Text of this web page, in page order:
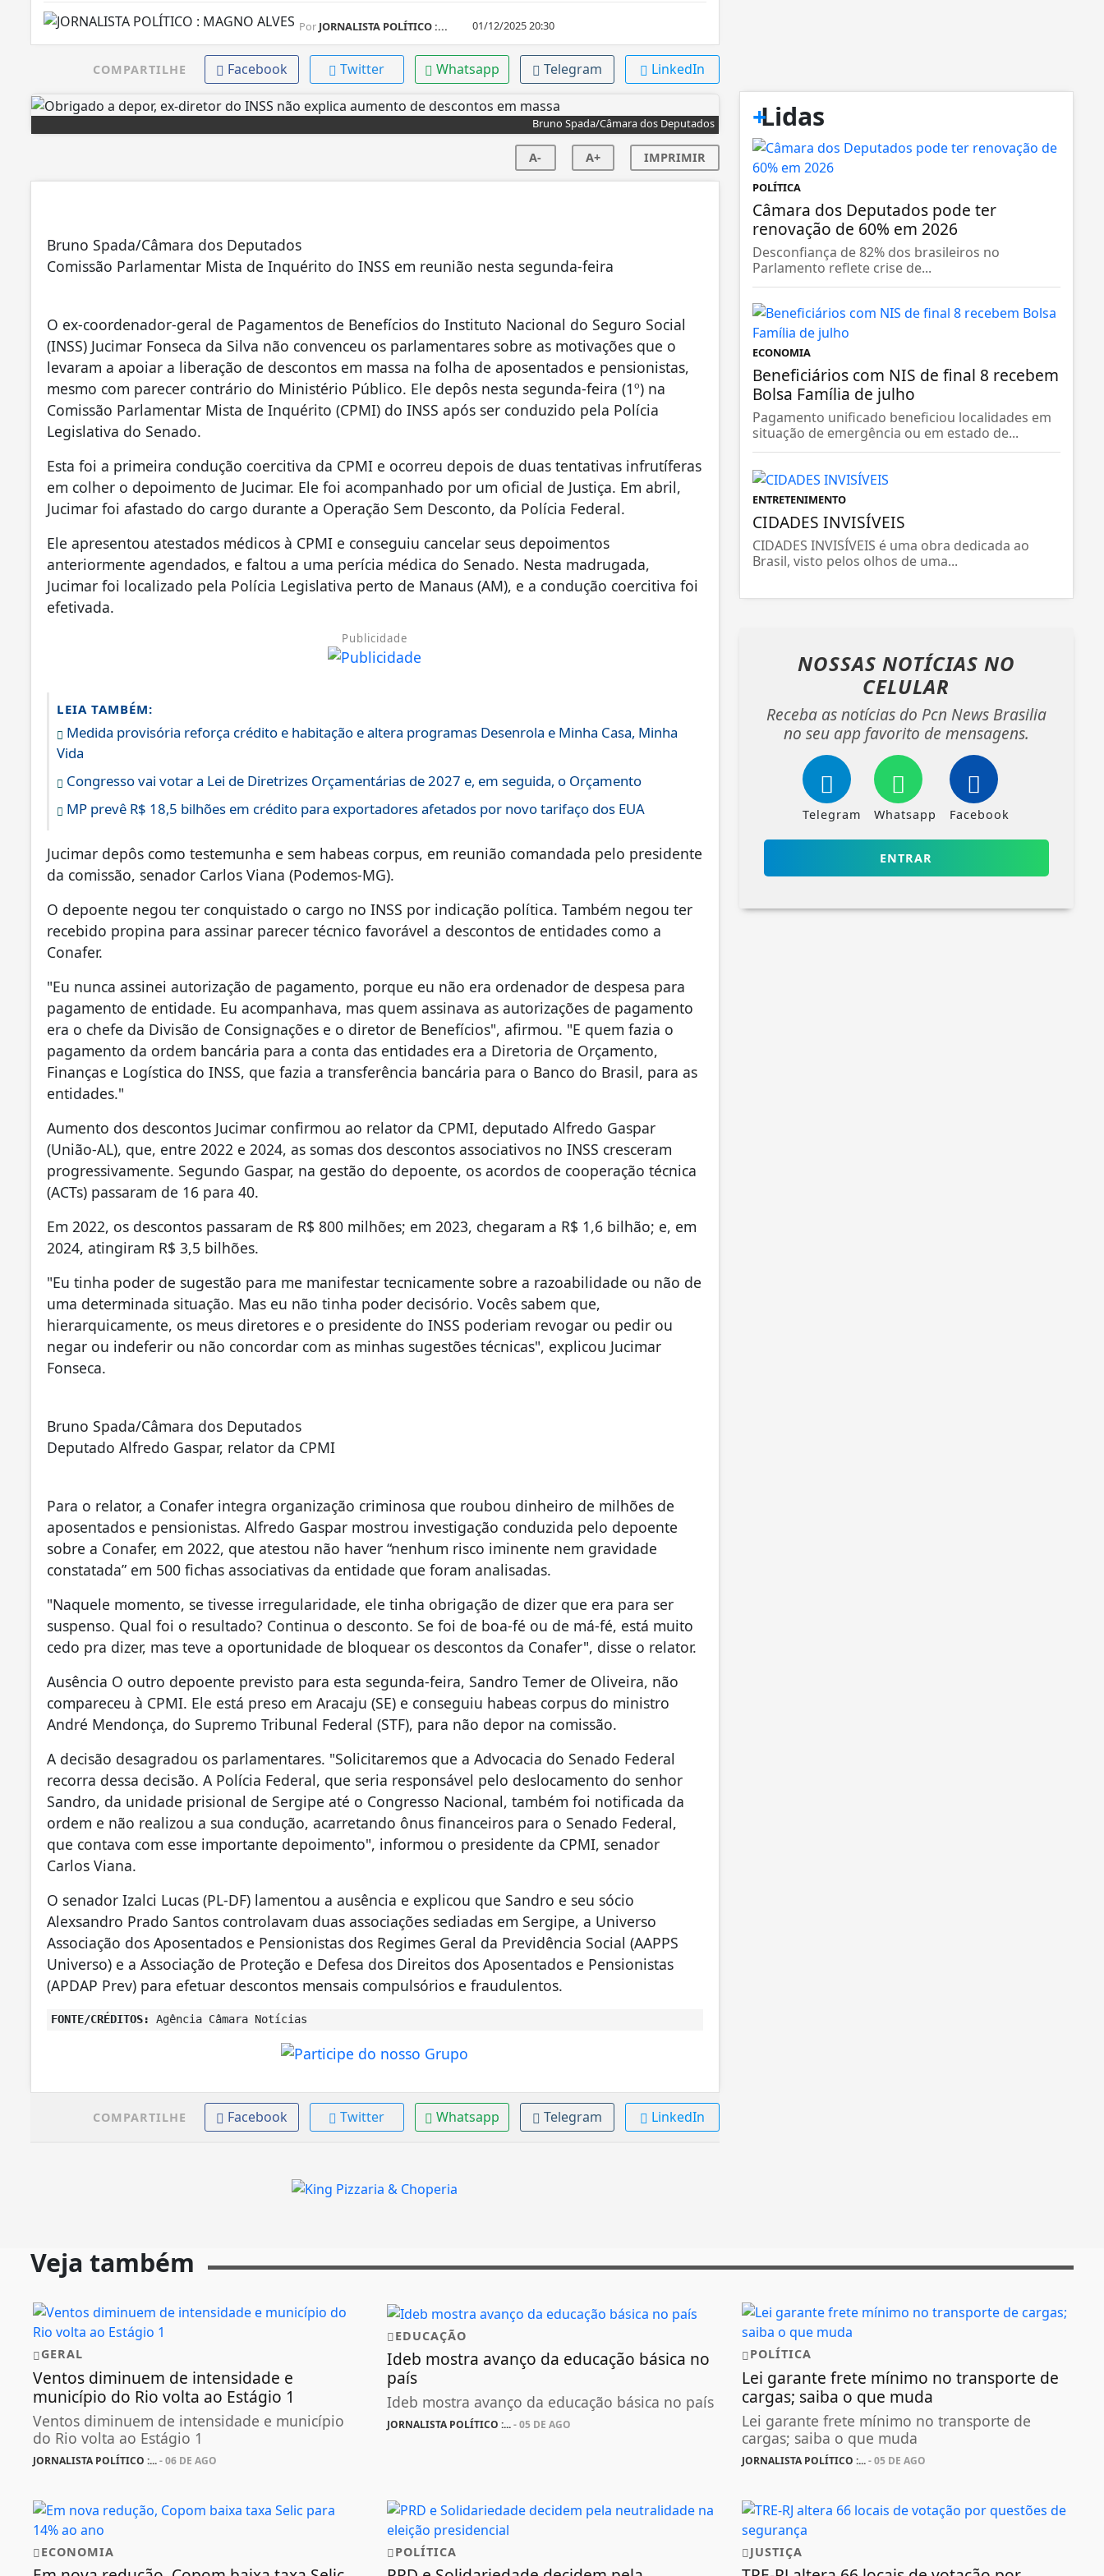
Por JORNALISTA POLÍTICO :... 01/12/2025 20:30
COMPARTILHE Facebook Twitter Whatsapp Telegram LinkedIn
Bruno Spada/Câmara dos Deputados
A- A+ IMPRIMIR
Bruno Spada/Câmara dos Deputados
Comissão Parlamentar Mista de Inquérito do INSS em reunião nesta segunda-feira
O ex-coordenador-geral de Pagamentos de Benefícios do Instituto Nacional do Seguro Social
(INSS) Jucimar Fonseca da Silva não convenceu os parlamentares sobre as motivações que o
levaram a apoiar a liberação de descontos em massa na folha de aposentados e pensionistas,
mesmo com parecer contrário do Ministério Público. Ele depôs nesta segunda-feira (1º) na
Comissão Parlamentar Mista de Inquérito (CPMI) do INSS após ser conduzido pela Polícia
Legislativa do Senado.
Esta foi a primeira condução coercitiva da CPMI e ocorreu depois de duas tentativas infrutíferas
em colher o depoimento de Jucimar. Ele foi acompanhado por um oficial de Justiça. Em abril,
Jucimar foi afastado do cargo durante a Operação Sem Desconto, da Polícia Federal.
Ele apresentou atestados médicos à CPMI e conseguiu cancelar seus depoimentos
anteriormente agendados, e faltou a uma perícia médica do Senado. Nesta madrugada,
Jucimar foi localizado pela Polícia Legislativa perto de Manaus (AM), e a condução coercitiva foi
efetivada.
Publicidade
LEIA TAMBÉM:
Medida provisória reforça crédito e habitação e altera programas Desenrola e Minha Casa, Minha
Vida
Congresso vai votar a Lei de Diretrizes Orçamentárias de 2027 e, em seguida, o Orçamento
MP prevê R$ 18,5 bilhões em crédito para exportadores afetados por novo tarifaço dos EUA
Jucimar depôs como testemunha e sem habeas corpus, em reunião comandada pelo presidente
da comissão, senador Carlos Viana (Podemos-MG).
O depoente negou ter conquistado o cargo no INSS por indicação política. Também negou ter
recebido propina para assinar parecer técnico favorável a descontos de entidades como a
Conafer.
"Eu nunca assinei autorização de pagamento, porque eu não era ordenador de despesa para
pagamento de entidade. Eu acompanhava, mas quem assinava as autorizações de pagamento
era o chefe da Divisão de Consignações e o diretor de Benefícios", afirmou. "E quem fazia o
pagamento da ordem bancária para a conta das entidades era a Diretoria de Orçamento,
Finanças e Logística do INSS, que fazia a transferência bancária para o Banco do Brasil, para as
entidades."
Aumento dos descontos Jucimar confirmou ao relator da CPMI, deputado Alfredo Gaspar
(União-AL), que, entre 2022 e 2024, as somas dos descontos associativos no INSS cresceram
progressivamente. Segundo Gaspar, na gestão do depoente, os acordos de cooperação técnica
(ACTs) passaram de 16 para 40.
Em 2022, os descontos passaram de R$ 800 milhões; em 2023, chegaram a R$ 1,6 bilhão; e, em
2024, atingiram R$ 3,5 bilhões.
"Eu tinha poder de sugestão para me manifestar tecnicamente sobre a razoabilidade ou não de
uma determinada situação. Mas eu não tinha poder decisório. Vocês sabem que,
hierarquicamente, os meus diretores e o presidente do INSS poderiam revogar ou pedir ou
negar ou indeferir ou não concordar com as minhas sugestões técnicas", explicou Jucimar
Fonseca.
Bruno Spada/Câmara dos Deputados
Deputado Alfredo Gaspar, relator da CPMI
Para o relator, a Conafer integra organização criminosa que roubou dinheiro de milhões de
aposentados e pensionistas. Alfredo Gaspar mostrou investigação conduzida pelo depoente
sobre a Conafer, em 2022, que atestou não haver “nenhum risco iminente nem gravidade
constatada” em 500 fichas associativas da entidade que foram analisadas.
"Naquele momento, se tivesse irregularidade, ele tinha obrigação de dizer que era para ser
suspenso. Qual foi o resultado? Continua o desconto. Se foi de boa-fé ou de má-fé, está muito
cedo pra dizer, mas teve a oportunidade de bloquear os descontos da Conafer", disse o relator.
Ausência O outro depoente previsto para esta segunda-feira, Sandro Temer de Oliveira, não
compareceu à CPMI. Ele está preso em Aracaju (SE) e conseguiu habeas corpus do ministro
André Mendonça, do Supremo Tribunal Federal (STF), para não depor na comissão.
A decisão desagradou os parlamentares. "Solicitaremos que a Advocacia do Senado Federal
recorra dessa decisão. A Polícia Federal, que seria responsável pelo deslocamento do senhor
Sandro, da unidade prisional de Sergipe até o Congresso Nacional, também foi notificada da
ordem e não realizou a sua condução, acarretando ônus financeiros para o Senado Federal,
que contava com esse importante depoimento", informou o presidente da CPMI, senador
Carlos Viana.
O senador Izalci Lucas (PL-DF) lamentou a ausência e explicou que Sandro e seu sócio
Alexsandro Prado Santos controlavam duas associações sediadas em Sergipe, a Universo
Associação dos Aposentados e Pensionistas dos Regimes Geral da Previdência Social (AAPPS
Universo) e a Associação de Proteção e Defesa dos Direitos dos Aposentados e Pensionistas
(APDAP Prev) para efetuar descontos mensais compulsórios e fraudulentos.
FONTE/CRÉDITOS: Agência Câmara Notícias
COMPARTILHE Facebook Twitter Whatsapp Telegram LinkedIn
+
Lidas
POLÍTICA
Câmara dos Deputados pode ter
renovação de 60% em 2026
Desconfiança de 82% dos brasileiros no
Parlamento reflete crise de...
ECONOMIA
Beneficiários com NIS de final 8 recebem
Bolsa Família de julho
Pagamento unificado beneficiou localidades em
situação de emergência ou em estado de...
ENTRETENIMENTO
CIDADES INVISÍVEIS
CIDADES INVISÍVEIS é uma obra dedicada ao
Brasil, visto pelos olhos de uma...
NOSSAS NOTÍCIAS NO
CELULAR
Receba as notícias do Pcn News Brasilia
no seu app favorito de mensagens.
Telegram Whatsapp Facebook
ENTRAR
Veja também
GERAL
Ventos diminuem de intensidade e
município do Rio volta ao Estágio 1
Ventos diminuem de intensidade e município
do Rio volta ao Estágio 1
JORNALISTA POLÍTICO :...- 06 DE AGO
EDUCAÇÃO
Ideb mostra avanço da educação básica no
país
Ideb mostra avanço da educação básica no país
JORNALISTA POLÍTICO :...- 05 DE AGO
POLÍTICA
Lei garante frete mínimo no transporte de
cargas; saiba o que muda
Lei garante frete mínimo no transporte de
cargas; saiba o que muda
JORNALISTA POLÍTICO :...- 05 DE AGO
ECONOMIA POLÍTICA JUSTIÇA